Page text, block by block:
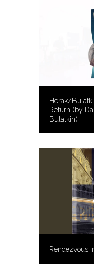
Herak/
Return (by
Bulatkin)
Rendezvous